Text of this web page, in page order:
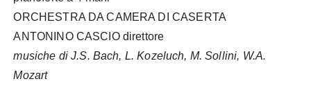
ORCHESTRA DA CAMERA DI CASERTA
ANTONINO CASCIO direttore
musiche di J.S. Bach, L. Kozeluch, M. Sollini, W.A.
Mozart